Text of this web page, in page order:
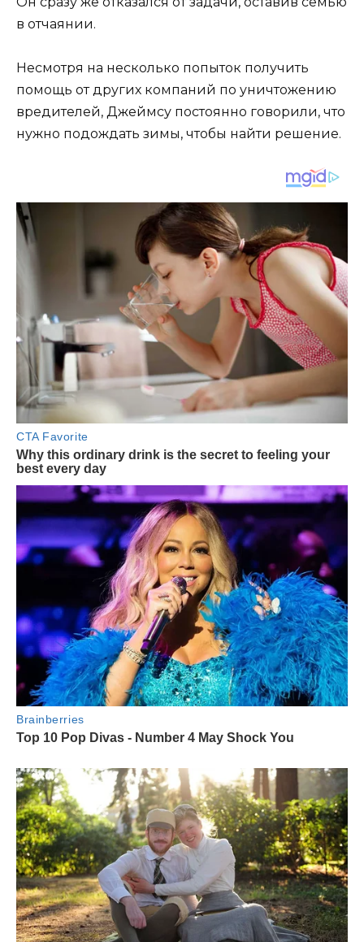
в отчаянии.
Несмотря на несколько попыток получить
помощь от других компаний по уничтожению
вредителей, Джеймсу постоянно говорили, что
нужно подождать зимы, чтобы найти решение.